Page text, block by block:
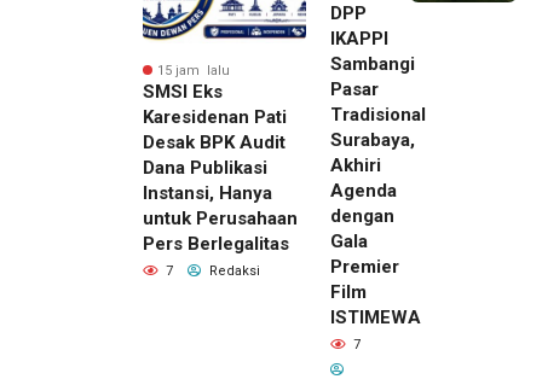
15 jam lalu
SMSI Eks
Karesidenan Pati
Desak BPK Audit
Dana Publikasi
Instansi, Hanya
untuk Perusahaan
Pers Berlegalitas
7 Redaksi
DPP
IKAPPI
Sambangi
Pasar
Tradisional
Surabaya,
Akhiri
Agenda
dengan
Gala
Premier
Film
ISTIMEWA
7